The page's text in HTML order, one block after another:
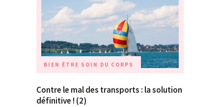
BIEN ÊTRE SOIN DU CORPS
Contre le mal des transports : la solution
définitive ! (2)